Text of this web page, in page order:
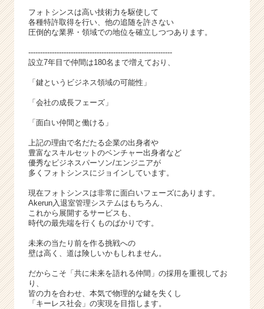
イ
チ
リ
（C
h
e
r
C
r
e
e
フォトシンスは高い技術力を駆使して
各種特許取得を行い、他の追随を許さない
圧倒的な業界・領域での地位を確立しつつあります。
-------------------------------------------------------------
設立7年目で仲間は180名まで増えており、
「鍵というビジネス領域の可能性」
「会社の成長フェーズ」
「面白い仲間と働ける」
上記の理由で名だたる企業の出身者や
豊富なスキルセットのベンチャー出身者など
優秀なビジネスパーソン/エンジニアが
多くフォトシンスにジョインしています。
現在フォトシンスは非常に面白いフェーズにあります。
Akerun入退室管理システムはもちろん、
これから展開するサービスも、
時代の最先端を行くものばかりです。
未来の当たり前を作る挑戦への
壁は高く、道は険しいかもしれません。
だからこそ「共に未来を語れる仲間」の採用を重視してお
り、
皆の力を合わせ、本気で物理的な鍵を失くし
「キーレス社会」の実現を目指します。